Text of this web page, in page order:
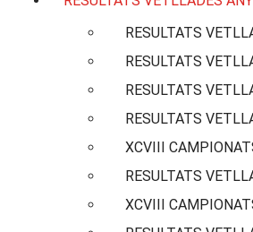
RESULTATS
RESULTATS
RESULTATS
RESULTATS
XCVIII
RESULTATS
XCVIII